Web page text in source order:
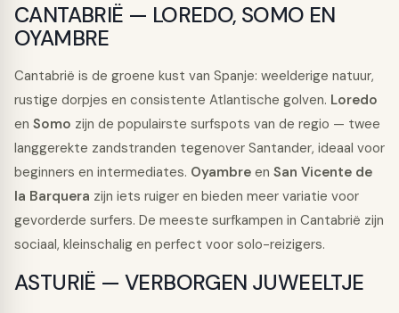
CANTABRIË — LOREDO, SOMO EN
OYAMBRE
Cantabrië is de groene kust van Spanje: weelderige natuur,
rustige dorpjes en consistente Atlantische golven. Loredo
en Somo zijn de populairste surfspots van de regio — twee
langgerekte zandstranden tegenover Santander, ideaal voor
beginners en intermediates. Oyambre en San Vicente de
la Barquera zijn iets ruiger en bieden meer variatie voor
gevorderde surfers. De meeste surfkampen in Cantabrië zijn
sociaal, kleinschalig en perfect voor solo-reizigers.
ASTURIË — VERBORGEN JUWEELTJE